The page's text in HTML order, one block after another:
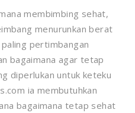
membimbing sehat,
menurunkan berat
pertimbangan
bagaimana agar tetap
diperlukan untuk keteku
ia membutuhkan
bagaimana tetap sehat